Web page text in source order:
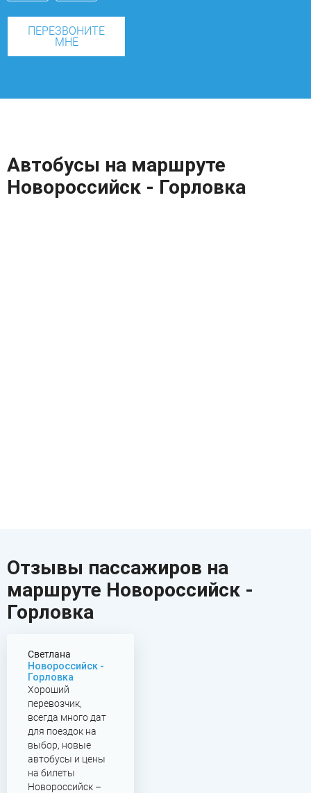
ПЕРЕЗВОНИТЕ
МНЕ
Автобусы на маршруте
Новороссийск - Горловка
Отзывы пассажиров на
маршруте Новороссийск -
Горловка
Светлана
Новороссийск -
Горловка
Хороший
перевозчик,
всегда много дат
для поездок на
выбор, новые
автобусы и цены
на билеты
Новороссийск –